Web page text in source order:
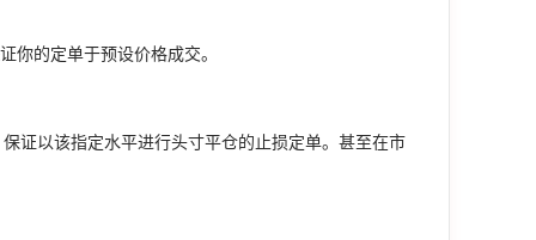
的定单于预设价格成交。
证以该指定水平进行头寸平仓的止损定单。甚至在市